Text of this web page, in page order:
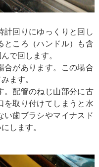
計回りにゆっくりと回し
ところ（ハンドル）も含
で回します。
合があります。この場合
ます。
。配管のねじ山部分に古
を取り付けてしまうと水
い歯ブラシやマイナスド
します。